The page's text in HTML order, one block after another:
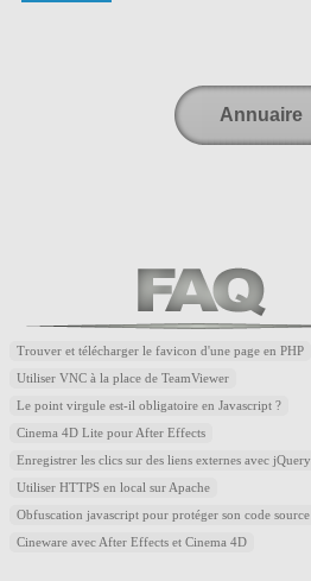
Annuaire
Trouver et télécharger le favicon d'une page en PHP
Utiliser VNC à la place de TeamViewer
Le point virgule est-il obligatoire en Javascript ?
Cinema 4D Lite pour After Effects
Enregistrer les clics sur des liens externes avec jQuery
Utiliser HTTPS en local sur Apache
Obfuscation javascript pour protéger son code source
Cineware avec After Effects et Cinema 4D